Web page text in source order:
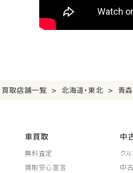
買取店舗一覧 > 北海道・東北 > 青
車買取
無料査定
買取安心宣言
中
ク
中